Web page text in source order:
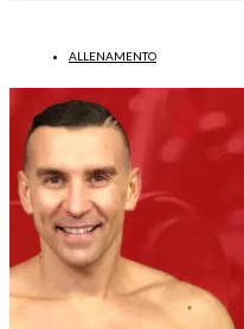
ALLENAMENTO